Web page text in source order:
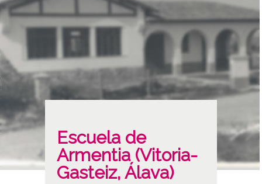
Escuela de
Armentia (Vitoria-
Gasteiz, Álava)